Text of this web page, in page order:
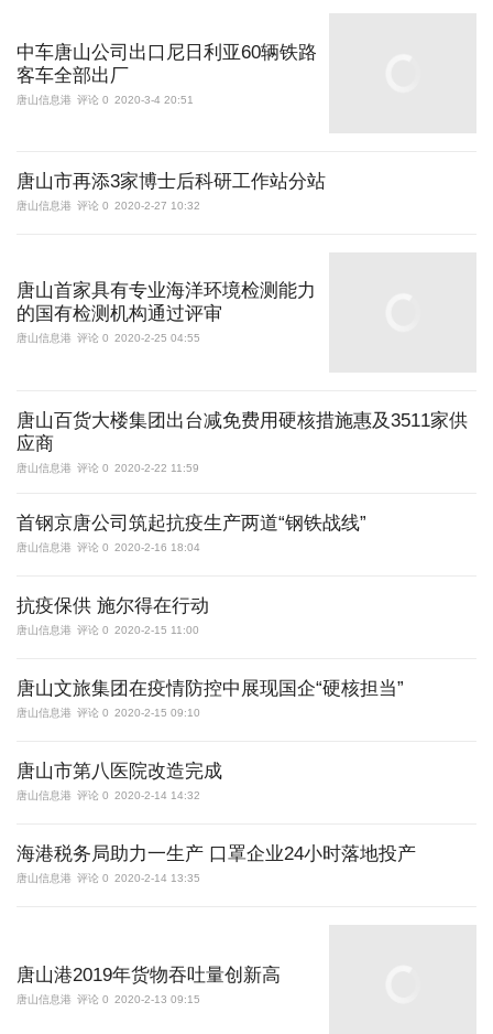
中车唐山公司出口尼日利亚60辆铁路
客车全部出厂
唐山信息港 评论 0 2020-3-4 20:51
唐山市再添3家博士后科研工作站分站
唐山信息港 评论 0 2020-2-27 10:32
唐山首家具有专业海洋环境检测能力
的国有检测机构通过评审
唐山信息港 评论 0 2020-2-25 04:55
唐山百货大楼集团出台减免费用硬核措施惠及3511家供
应商
唐山信息港 评论 0 2020-2-22 11:59
首钢京唐公司筑起抗疫生产两道“钢铁战线”
唐山信息港 评论 0 2020-2-16 18:04
抗疫保供 施尔得在行动
唐山信息港 评论 0 2020-2-15 11:00
唐山文旅集团在疫情防控中展现国企“硬核担当”
唐山信息港 评论 0 2020-2-15 09:10
唐山市第八医院改造完成
唐山信息港 评论 0 2020-2-14 14:32
海港税务局助力一生产 口罩企业24小时落地投产
唐山信息港 评论 0 2020-2-14 13:35
唐山港2019年货物吞吐量创新高
唐山信息港 评论 0 2020-2-13 09:15